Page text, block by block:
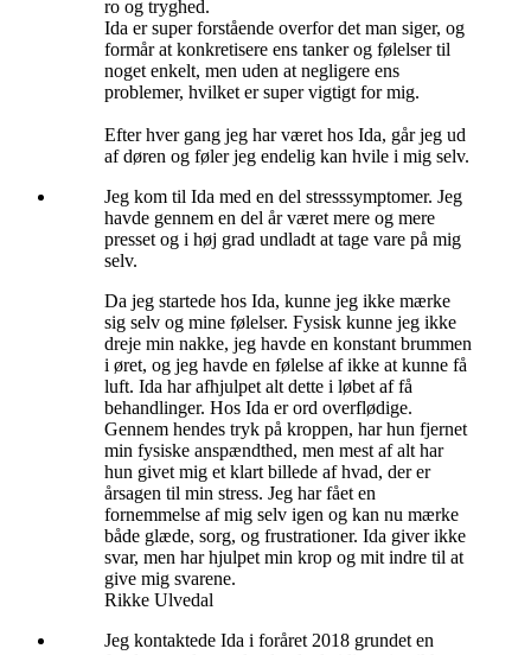
ro og tryghed.
Ida er super forstående overfor det man siger, og
formår at konkretisere ens tanker og følelser til
noget enkelt, men uden at negligere ens
problemer, hvilket er super vigtigt for mig.
Efter hver gang jeg har været hos Ida, går jeg ud
af døren og føler jeg endelig kan hvile i mig selv.
Jeg kom til Ida med en del stresssymptomer. Jeg
havde gennem en del år været mere og mere
presset og i høj grad undladt at tage vare på mig
selv.
Da jeg startede hos Ida, kunne jeg ikke mærke
sig selv og mine følelser. Fysisk kunne jeg ikke
dreje min nakke, jeg havde en konstant brummen
i øret, og jeg havde en følelse af ikke at kunne få
luft. Ida har afhjulpet alt dette i løbet af få
behandlinger. Hos Ida er ord overflødige.
Gennem hendes tryk på kroppen, har hun fjernet
min fysiske anspændthed, men mest af alt har
hun givet mig et klart billede af hvad, der er
årsagen til min stress. Jeg har fået en
fornemmelse af mig selv igen og kan nu mærke
både glæde, sorg, og frustrationer. Ida giver ikke
svar, men har hjulpet min krop og mit indre til at
give mig svarene.
Rikke Ulvedal
Jeg kontaktede Ida i foråret 2018 grundet en